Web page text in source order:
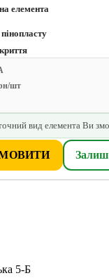
елемента
шт
вид елемента Ви
5-Б